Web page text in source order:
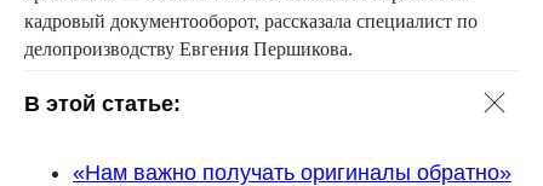
кадровый документооборот, рассказала специалист по
делопроизводству Евгения Першикова.
В этой статье:
«Нам важно получать оригиналы обратно»